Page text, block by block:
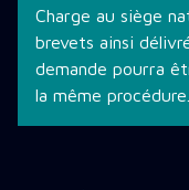
Charge au siège
brevets ainsi
demande pourra
la même procédure.